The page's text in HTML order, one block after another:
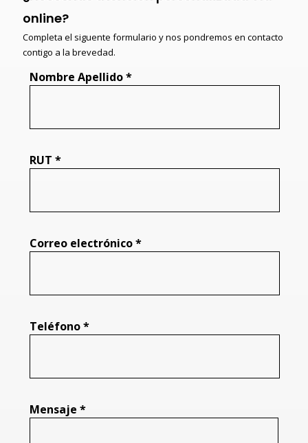
online?
Completa el siguente formulario y nos pondremos en contacto
contigo a la brevedad.
Nombre Apellido *
RUT *
Correo electrónico *
Teléfono *
Mensaje *